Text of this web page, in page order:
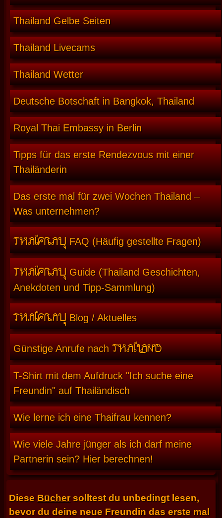
Thailand Gelbe Seiten
Thailand Livecams
Thailand Wetter
Deutsche Botschaft in Bangkok, Thailand
Royal Thai Embassy in Berlin
Tipps für das erste Rendezvous mit einer
Thailänderin
Das erste mal für zwei Wochen Thailand –
Was unternehmen?
THAIFRAUFAQ (Häufig gestellte Fragen)
THAIFRAU Guide (Thailand Geschichten,
Anekdoten und Tipp-Sammlung)
THAIFRAUBlog / Aktuelles
Günstige Anrufe nachTHAILAND
T-Shirt mit dem Aufdruck "Ich suche eine
Freundin" auf Thailändisch
Wie lerne ich eine Thaifrau kennen?
Wie viele Jahre jünger als ich darf meine
Partnerin sein? Hier berechnen!
Diese Büchersolltest du unbedingt lesen,
bevor du deine neue Freundin das erste mal